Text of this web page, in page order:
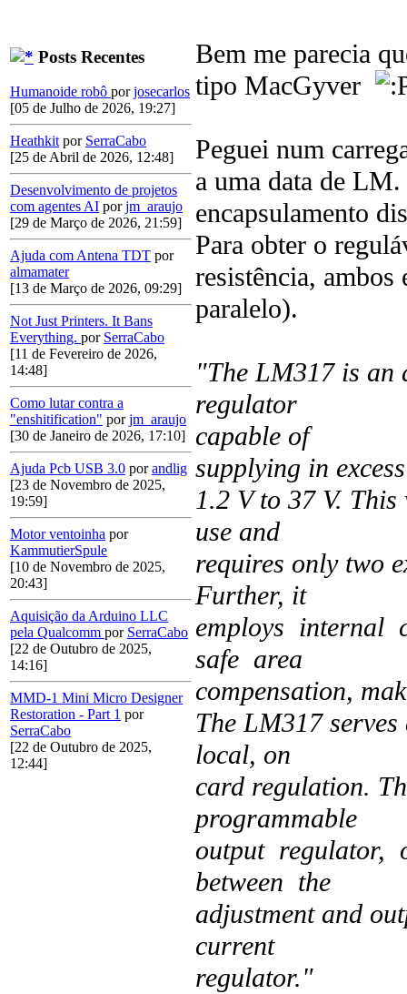
Posts Recentes
Humanoide robô porjosecarlos
[05 de Julho de 2026, 19:27]
Heathkit por SerraCabo
[25 de Abril de 2026, 12:48]
Desenvolvimento de projetos
com agentes AI porjm_araujo
[29 de Março de 2026, 21:59]
Ajuda com Antena TDT por
almamater
[13 de Março de 2026, 09:29]
Not Just Printers. It Bans
Everything. por SerraCabo
[11 de Fevereiro de 2026,
14:48]
Como lutar contra a
"enshitification" porjm_araujo
[30 de Janeiro de 2026, 17:10]
Ajuda Pcb USB 3.0 porandlig
[23 de Novembro de 2025,
19:59]
Motor ventoinha por
KammutierSpule
[10 de Novembro de 2025,
20:43]
Aquisição da Arduino LLC
pela Qualcomm por SerraCabo
[22 de Outubro de 2025,
14:16]
MMD-1 Mini Micro Designer
Restoration - Part 1 por
SerraCabo
[22 de Outubro de 2025,
12:44]
Bem me parecia
tipo MacGyver
Peguei num
a uma data de
encapsulamento
Para obter o
resistência, ambos
paralelo).
"The LM317 is an
regulator
capable of
supplying in
1.2 V to 37 V.
use and
requires only two
Further, it
employs internal
safe area
compensation,
The LM317
local, on
card regulation.
programmable
output
between the
adjustment and
current
regulator."